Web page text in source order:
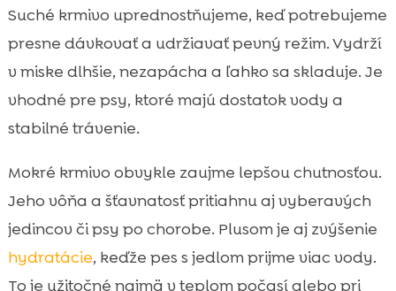
Suché krmivo uprednostňujeme, keď potrebujeme
presne dávkovať a udržiavať pevný režim. Vydrží
v miske dlhšie, nezapácha a ľahko sa skladuje. Je
vhodné pre psy, ktoré majú dostatok vody a
stabilné trávenie.
Mokré krmivo obvykle zaujme lepšou chutnosťou.
Jeho vôňa a šťavnatosť pritiahnu aj vyberavých
jedincov či psy po chorobe. Plusom je aj zvýšenie
hydratácie, keďže pes s jedlom prijme viac vody.
To je užitočné najmä v teplom počasí alebo pri